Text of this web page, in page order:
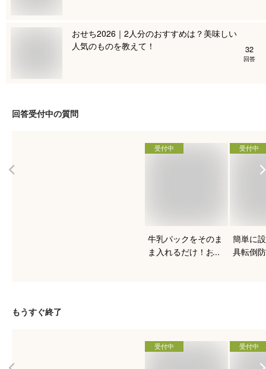
おせち2026｜2人分のおすすめは？美味しい
人気のものを教えて！
32
回答
回答受付中の質問
受付中
牛乳パックをそのま
ま入れるだけ！おす
受付中
簡単に
具転倒
もうすぐ終了
受付中 受付中